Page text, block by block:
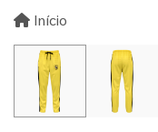
Início